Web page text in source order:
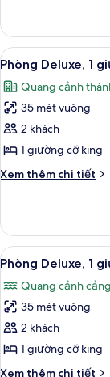
King
Executive
Room
Xem
tất
cả
ảnh
Phòng
Deluxe,
1
giường
king
(CITY
VIEW)
8
Phòng Deluxe, 1
Quang cảnh
35 mét vuông
2 khách
1 giường cỡ king
Xem thêm chi tiết
Chi
Phòng
Deluxe,
1
giường
cỡ
king
VIEW)
Xem
tất
cả
ảnh
Phòng
Deluxe,
1
7
Phòng Deluxe, 1
Quang cảnh cảng
35 mét vuông
2 khách
1 giường cỡ king
Xem thêm chi tiết
Chi